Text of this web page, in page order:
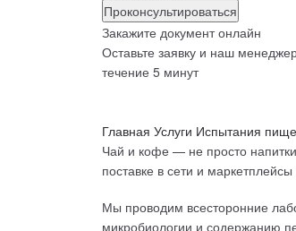
Проконсультироваться
Закажите документ онлайн
Оставьте заявку и наш
течение 5 минут
Главная Услуги Испытания
Чай и кофе — не просто
поставке в сети и
Мы проводим всесторонние
микробиологии и содержанию